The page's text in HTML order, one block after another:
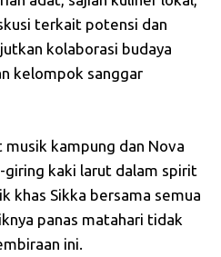
terkait potensi dan
kolaborasi budaya
kelompok sanggar
musik kampung dan Nova
giring kaki larut dalam spirit
khas Sikka bersama semua
panas matahari tidak
ini.